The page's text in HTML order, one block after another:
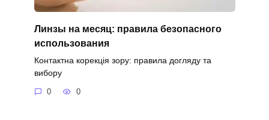
Линзы на месяц: правила безопасного
использования
Контактна корекція зору: правила догляду та
вибору
0 0